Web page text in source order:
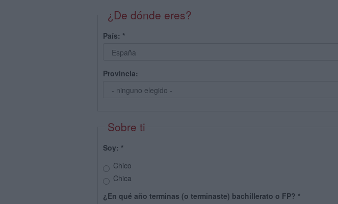
¿De dónde eres?
País: *
Provincia:
Sobre ti
Soy: *
Chico
Chica
¿En qué año terminas (o terminaste) bachillerato o FP? *